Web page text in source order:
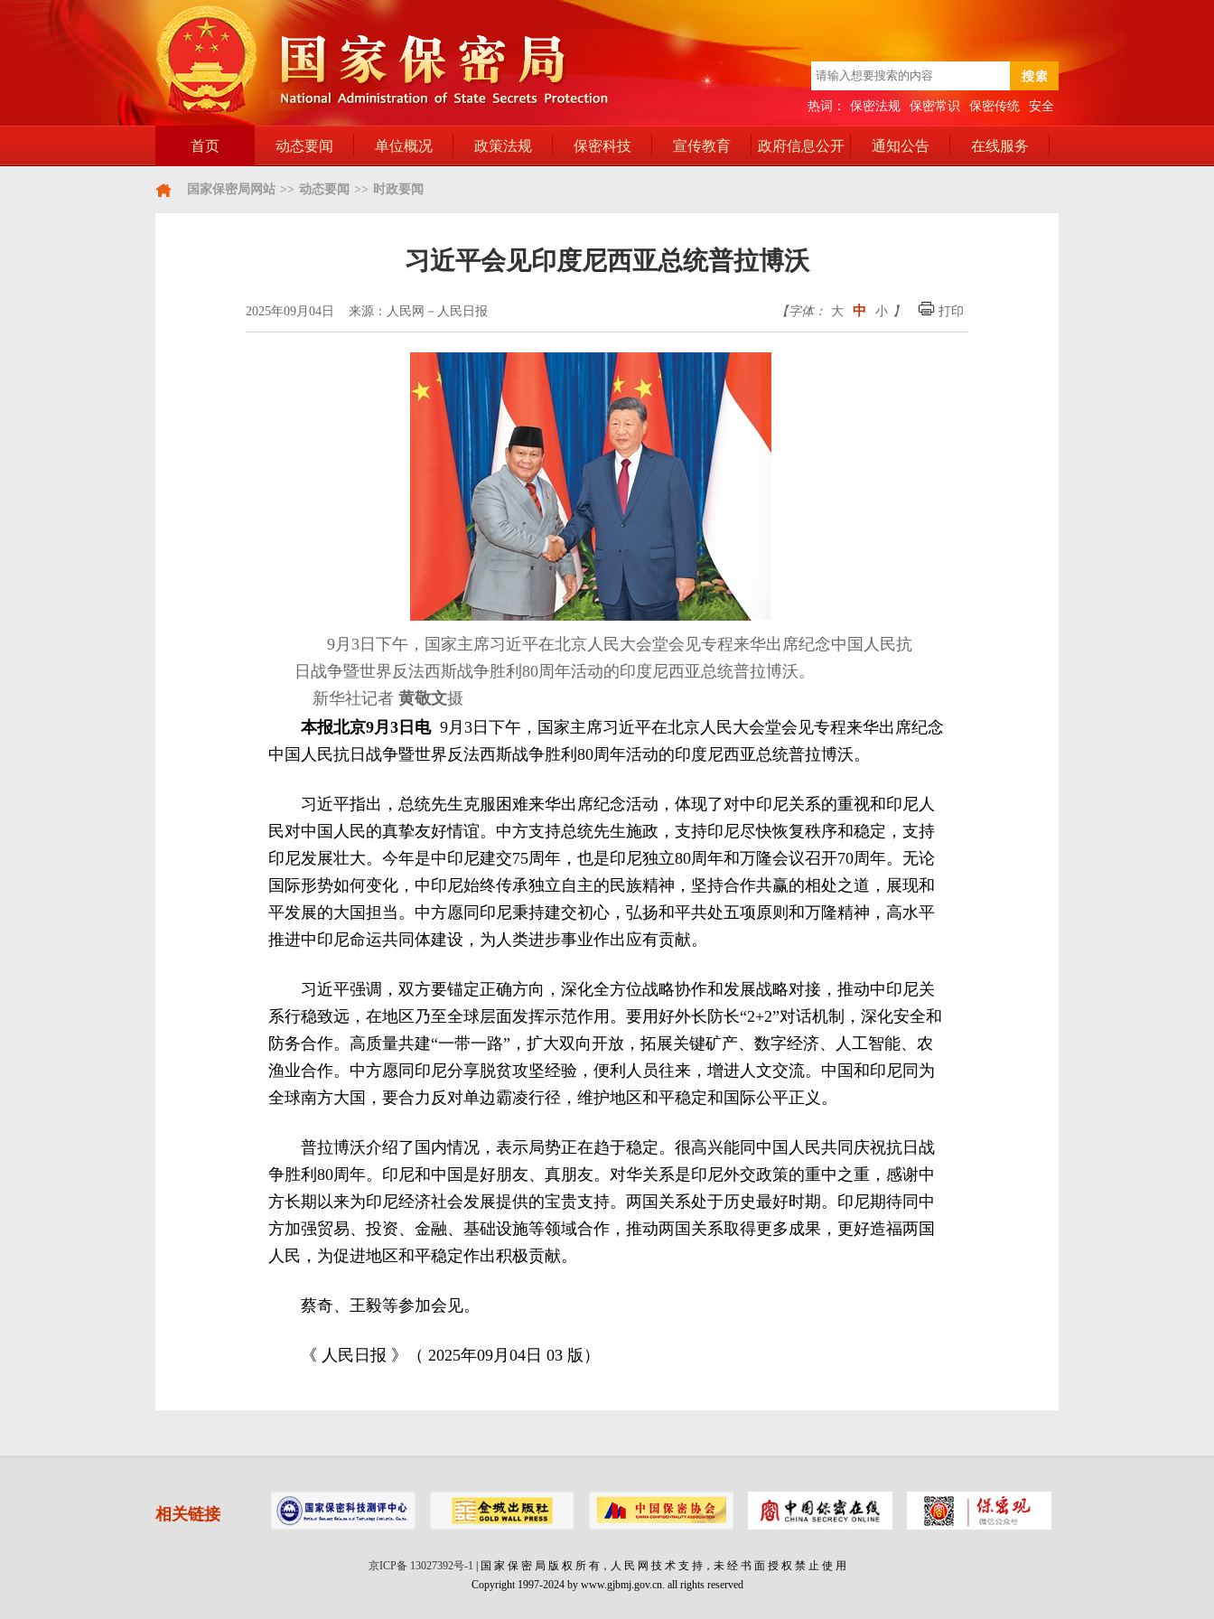
热词： 保密法规 保密常识 保密传统 安全
首页 动态要闻 单位概况 政策法规 保密科技 宣传教育 政府信息公开 通知公告 在线服务
国家保密局网站 >> 动态要闻 >> 时政要闻
习近平会见印度尼西亚总统普拉博沃
2025年09月04日 来源：人民网－人民日报 【字体： 大 中 小 】 打印
9月3日下午，国家主席习近平在北京人民大会堂会见专程来华出席纪念中国人民抗
日战争暨世界反法西斯战争胜利80周年活动的印度尼西亚总统普拉博沃。
新华社记者 黄敬文摄
本报北京9月3日电9月3日下午，国家主席习近平在北京人民大会堂会见专程来华出席纪念
中国人民抗日战争暨世界反法西斯战争胜利80周年活动的印度尼西亚总统普拉博沃。
习近平指出，总统先生克服困难来华出席纪念活动，体现了对中印尼关系的重视和印尼人
民对中国人民的真挚友好情谊。中方支持总统先生施政，支持印尼尽快恢复秩序和稳定，支持
印尼发展壮大。今年是中印尼建交75周年，也是印尼独立80周年和万隆会议召开70周年。无论
国际形势如何变化，中印尼始终传承独立自主的民族精神，坚持合作共赢的相处之道，展现和
平发展的大国担当。中方愿同印尼秉持建交初心，弘扬和平共处五项原则和万隆精神，高水平
推进中印尼命运共同体建设，为人类进步事业作出应有贡献。
习近平强调，双方要锚定正确方向，深化全方位战略协作和发展战略对接，推动中印尼关
系行稳致远，在地区乃至全球层面发挥示范作用。要用好外长防长“2+2”对话机制，深化安全和
防务合作。高质量共建“一带一路”，扩大双向开放，拓展关键矿产、数字经济、人工智能、农
渔业合作。中方愿同印尼分享脱贫攻坚经验，便利人员往来，增进人文交流。中国和印尼同为
全球南方大国，要合力反对单边霸凌行径，维护地区和平稳定和国际公平正义。
普拉博沃介绍了国内情况，表示局势正在趋于稳定。很高兴能同中国人民共同庆祝抗日战
争胜利80周年。印尼和中国是好朋友、真朋友。对华关系是印尼外交政策的重中之重，感谢中
方长期以来为印尼经济社会发展提供的宝贵支持。两国关系处于历史最好时期。印尼期待同中
方加强贸易、投资、金融、基础设施等领域合作，推动两国关系取得更多成果，更好造福两国
人民，为促进地区和平稳定作出积极贡献。
蔡奇、王毅等参加会见。
《 人民日报 》（ 2025年09月04日 03 版）
相关链接
京ICP备 13027392号-1 | 国 家 保 密 局 版 权 所 有，人 民 网 技 术 支 持，未 经 书 面 授 权 禁 止 使 用
Copyright 1997-2024 by www.gjbmj.gov.cn. all rights reserved